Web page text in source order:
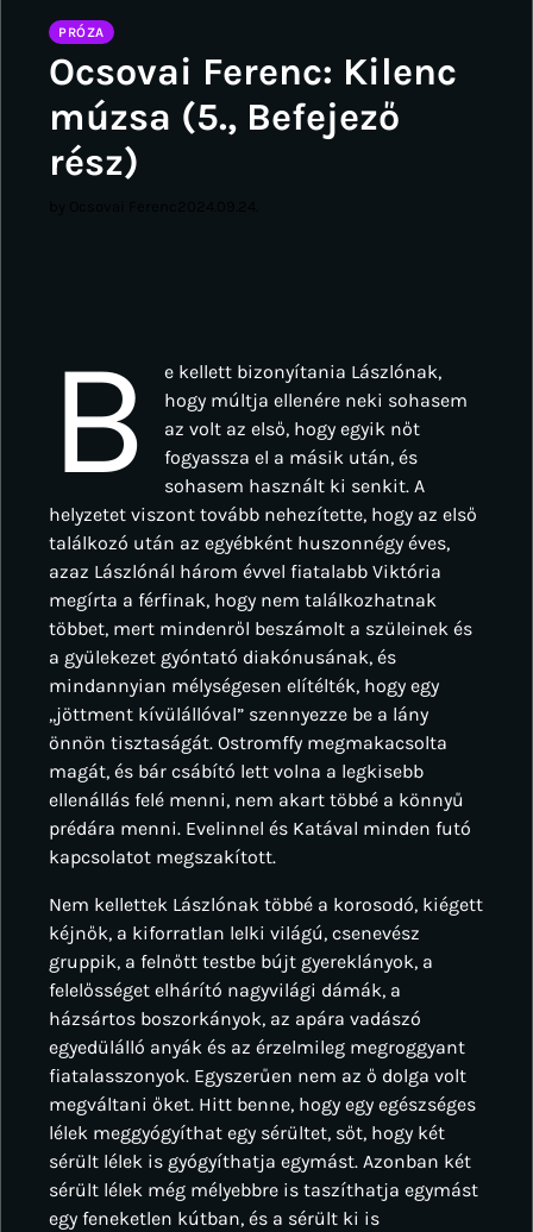
PRÓZA
Ocsovai Ferenc: Kilenc
múzsa (5., Befejező
rész)
B
e kellett bizonyítania Lászlónak,
hogy múltja ellenére neki sohasem
az volt az első, hogy egyik nőt
fogyassza el a másik után, és
sohasem használt ki senkit. A
helyzetet viszont tovább nehezítette, hogy az első
találkozó után az egyébként huszonnégy éves,
azaz Lászlónál három évvel fiatalabb Viktória
megírta a férfinak, hogy nem találkozhatnak
többet, mert mindenről beszámolt a szüleinek és
a gyülekezet gyóntató diakónusának, és
mindannyian mélységesen elítélték, hogy egy
,,jöttment kívülállóval” szennyezze be a lány
önnön tisztaságát. Ostromffy megmakacsolta
magát, és bár csábító lett volna a legkisebb
ellenállás felé menni, nem akart többé a könnyű
prédára menni. Evelinnel és Katával minden futó
kapcsolatot megszakított.
Nem kellettek Lászlónak többé a korosodó, kiégett
kéjnők, a kiforratlan lelki világú, csenevész
gruppik, a felnőtt testbe bújt gyereklányok, a
felelősséget elhárító nagyvilági dámák, a
házsártos boszorkányok, az apára vadászó
egyedülálló anyák és az érzelmileg megroggyant
fiatalasszonyok. Egyszerűen nem az ő dolga volt
megváltani őket. Hitt benne, hogy egy egészséges
lélek meggyógyíthat egy sérültet, sőt, hogy két
sérült lélek is gyógyíthatja egymást. Azonban két
sérült lélek még mélyebbre is taszíthatja egymást
egy feneketlen kútban, és a sérült ki is